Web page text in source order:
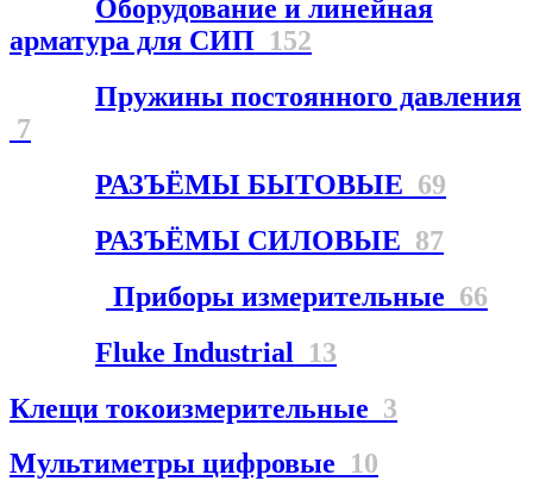
Оборудование и линейная
арматура для СИП 152
Пружины постоянного давления
7
РАЗЪЁМЫ БЫТОВЫЕ 69
РАЗЪЁМЫ СИЛОВЫЕ 87
Приборы измерительные 66
Fluke Industrial 13
Клещи токоизмерительные 3
Мультиметры цифровые 10